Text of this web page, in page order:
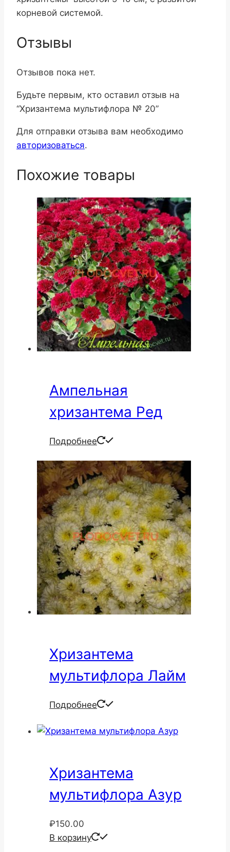
корневой системой.
Отзывы
Отзывов пока нет.
Будьте первым, кто оставил отзыв на
“Хризантема мультифлора № 20”
Для отправки отзыва вам необходимо
авторизоваться.
Похожие товары
Ампельная
хризантема Ред
Подробнее
Хризантема
мультифлора Лайм
Подробнее
Хризантема
мультифлора Азур
₽150.00
В корзину